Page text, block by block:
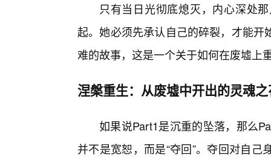
只有当日光彻底熄灭，内心深处
起。她必须先承认自己的碎裂，才能
难的故事，这是一个关于如何在废墟上
涅槃重生：从废墟中开出的灵魂
如果说Part1是沉重的坠落，那么
并不是宽恕，而是“夺回”。夺回对自